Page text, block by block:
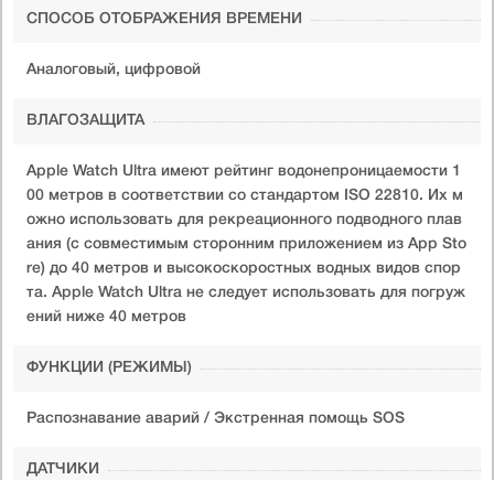
СПОСОБ ОТОБРАЖЕНИЯ ВРЕМЕНИ
Аналоговый, цифровой
ВЛАГОЗАЩИТА
Apple Watch Ultra имеют рейтинг водонепроницаемости 1
00 метров в соответствии со стандартом ISO 22810. Их м
ожно использовать для рекреационного подводного плав
ания (с совместимым сторонним приложением из App Sto
re) до 40 метров и высокоскоростных водных видов спор
та. Apple Watch Ultra не следует использовать для погруж
ений ниже 40 метров
ФУНКЦИИ (РЕЖИМЫ)
Распознавание аварий / Экстренная помощь SOS
ДАТЧИКИ